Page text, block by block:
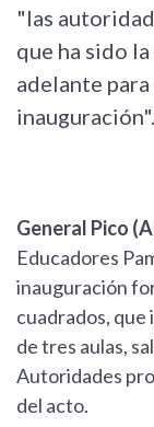
"las
que ha sido
adelante
inauguración".
General Pico
Educadores
inauguración
cuadrados, que
de tres aulas,
Autoridades
del acto.